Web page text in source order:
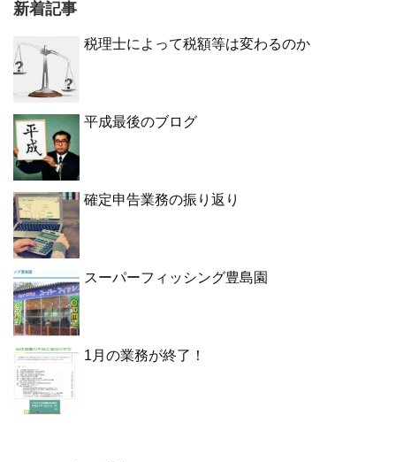
新着記事
税理士によって税額等は変わるのか
平成最後のブログ
確定申告業務の振り返り
スーパーフィッシング豊島園
1月の業務が終了！